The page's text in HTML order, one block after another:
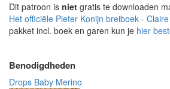
Dit patroon is niet gratis te downloaden
Het officiële Pieter Konijn breiboek -
pakket incl. boek en garen kun je hier
Benodigdheden
Drops Baby Merino